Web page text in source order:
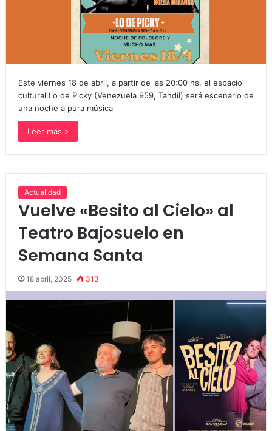
Este viernes 18 de abril, a partir de las 20:00 hs, el espacio
cultural Lo de Picky (Venezuela 959, Tandil) será escenario de
una noche a pura música
Leer más »
Actualidad
Vuelve «Besito al Cielo» al
Teatro Bajosuelo en
Semana Santa
18 abril, 2025 313